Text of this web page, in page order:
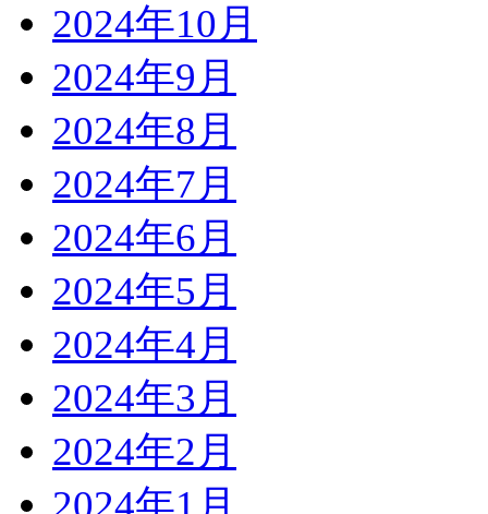
2024年10月
2024年9月
2024年8月
2024年7月
2024年6月
2024年5月
2024年4月
2024年3月
2024年2月